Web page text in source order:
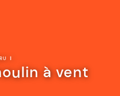
|
à vent